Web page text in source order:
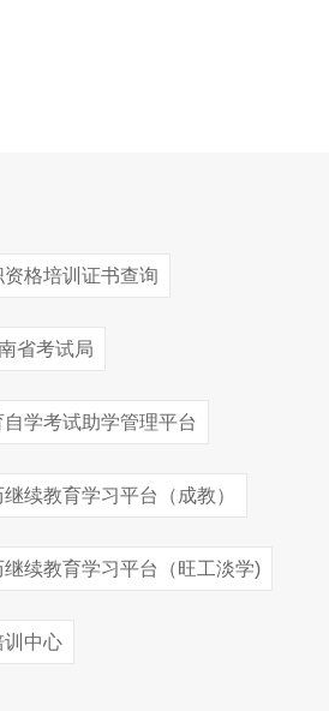
格培训证书查询
省考试局
学考试助学管理平台
续教育学习平台（成教）
续教育学习平台（旺工淡学)
训中心